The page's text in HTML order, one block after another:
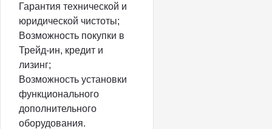
Гарантия технической и
юридической чистоты;
Возможность покупки в
Трейд-ин, кредит и
лизинг;
Возможность установки
функционального
дополнительного
оборудования.